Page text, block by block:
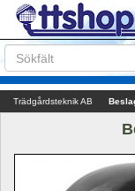
Trädgårdsteknik AB